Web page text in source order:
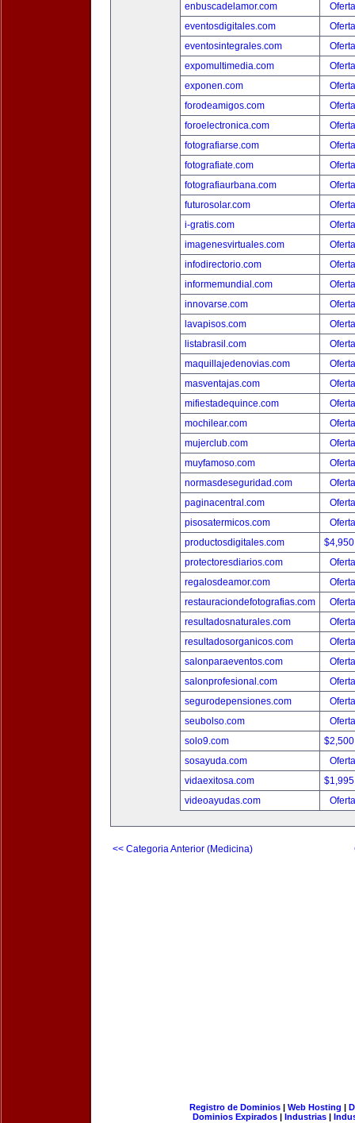
enbuscadelamor.com
eventosdigitales.com
eventosintegrales.com
expomultimedia.com
exponen.com
forodeamigos.com
foroelectronica.com
fotografiarse.com
fotografiate.com
fotografiaurbana.com
futurosolar.com
i-gratis.com
imagenesvirtuales.com
infodirectorio.com
informemundial.com
innovarse.com
lavapisos.com
listabrasil.com
maquillajedenovias.com
masventajas.com
mifiestadequince.com
mochilear.com
mujerclub.com
muyfamoso.com
normasdeseguridad.com
paginacentral.com
pisosatermicos.com
productosdigitales.com
protectoresdiarios.com
regalosdeamor.com
restauraciondefotografias.com
resultadosnaturales.com
resultadosorganicos.com
salonparaeventos.com
salonprofesional.com
segurodepensiones.com
seubolso.com
solo9.com
sosayuda.com
vidaexitosa.com
videoayudas.com
<< Categoria Anterior (Medicina)
Registro de Dominios| Web Hosting |
Dominios Expirados | Industrias |